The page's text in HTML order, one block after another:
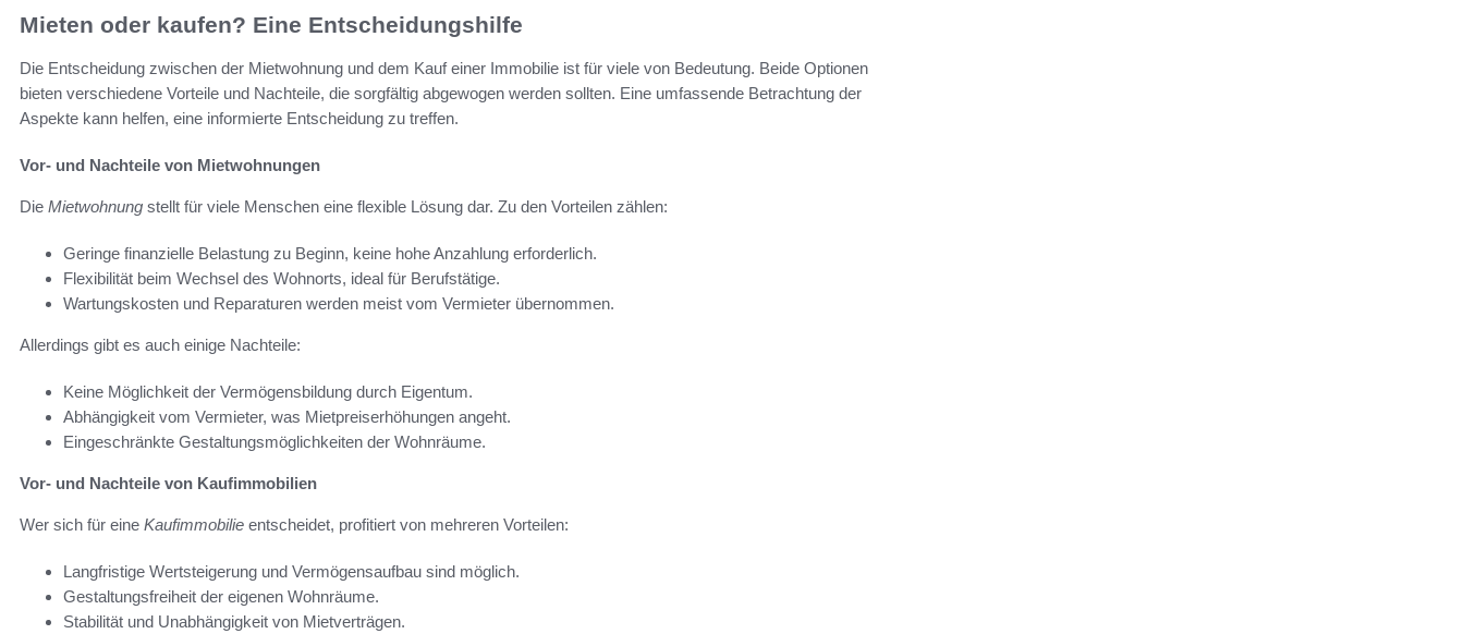
Mieten oder kaufen? Eine Entscheidungshilfe
Die Entscheidung zwischen der Mietwohnung und dem Kauf einer Immobilie ist für viele von Bedeutung. Beide Optionen
bieten verschiedene Vorteile und Nachteile, die sorgfältig abgewogen werden sollten. Eine umfassende Betrachtung der
Aspekte kann helfen, eine informierte Entscheidung zu treffen.
Vor- und Nachteile von Mietwohnungen
Die Mietwohnung stellt für viele Menschen eine flexible Lösung dar. Zu den Vorteilen zählen:
Geringe finanzielle Belastung zu Beginn, keine hohe Anzahlung erforderlich.
Flexibilität beim Wechsel des Wohnorts, ideal für Berufstätige.
Wartungskosten und Reparaturen werden meist vom Vermieter übernommen.
Allerdings gibt es auch einige Nachteile:
Keine Möglichkeit der Vermögensbildung durch Eigentum.
Abhängigkeit vom Vermieter, was Mietpreiserhöhungen angeht.
Eingeschränkte Gestaltungsmöglichkeiten der Wohnräume.
Vor- und Nachteile von Kaufimmobilien
Wer sich für eine Kaufimmobilie entscheidet, profitiert von mehreren Vorteilen:
Langfristige Wertsteigerung und Vermögensaufbau sind möglich.
Gestaltungsfreiheit der eigenen Wohnräume.
Stabilität und Unabhängigkeit von Mietverträgen.